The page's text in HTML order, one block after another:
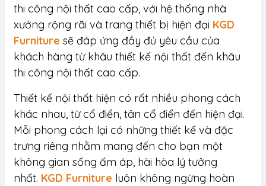
thi công nội thất cao cấp, với hệ thống nhà
xưởng rộng rãi và trang thiết bị hiện đại KGD
Furniture sẽ đáp ứng đầy đủ yêu cầu của
khách hàng từ khâu thiết kế nội thất đến khâu
thi công nội thất cao cấp.
Thiết kế nội thất hiện có rất nhiều phong cách
khác nhau, từ cổ điển, tân cổ điển đến hiện đại.
Mỗi phong cách lại có những thiết kế và đặc
trưng riêng nhằm mang đến cho bạn một
không gian sống ấm áp, hài hòa lý tưởng
nhất. KGD Furniture luôn không ngừng hoàn